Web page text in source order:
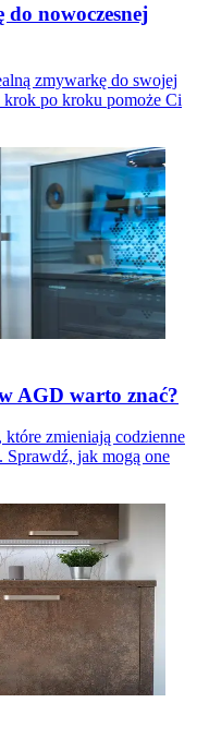
nowoczesnej
zmywarkę do swojej
po kroku pomoże Ci
AGD warto znać?
zmieniają codzienne
Sprawdź, jak mogą one